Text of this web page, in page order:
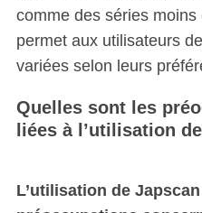
comme des séries
permet aux utilisateurs
variées selon leurs
Quelles sont les
liées à l’utilisation
L’utilisation de